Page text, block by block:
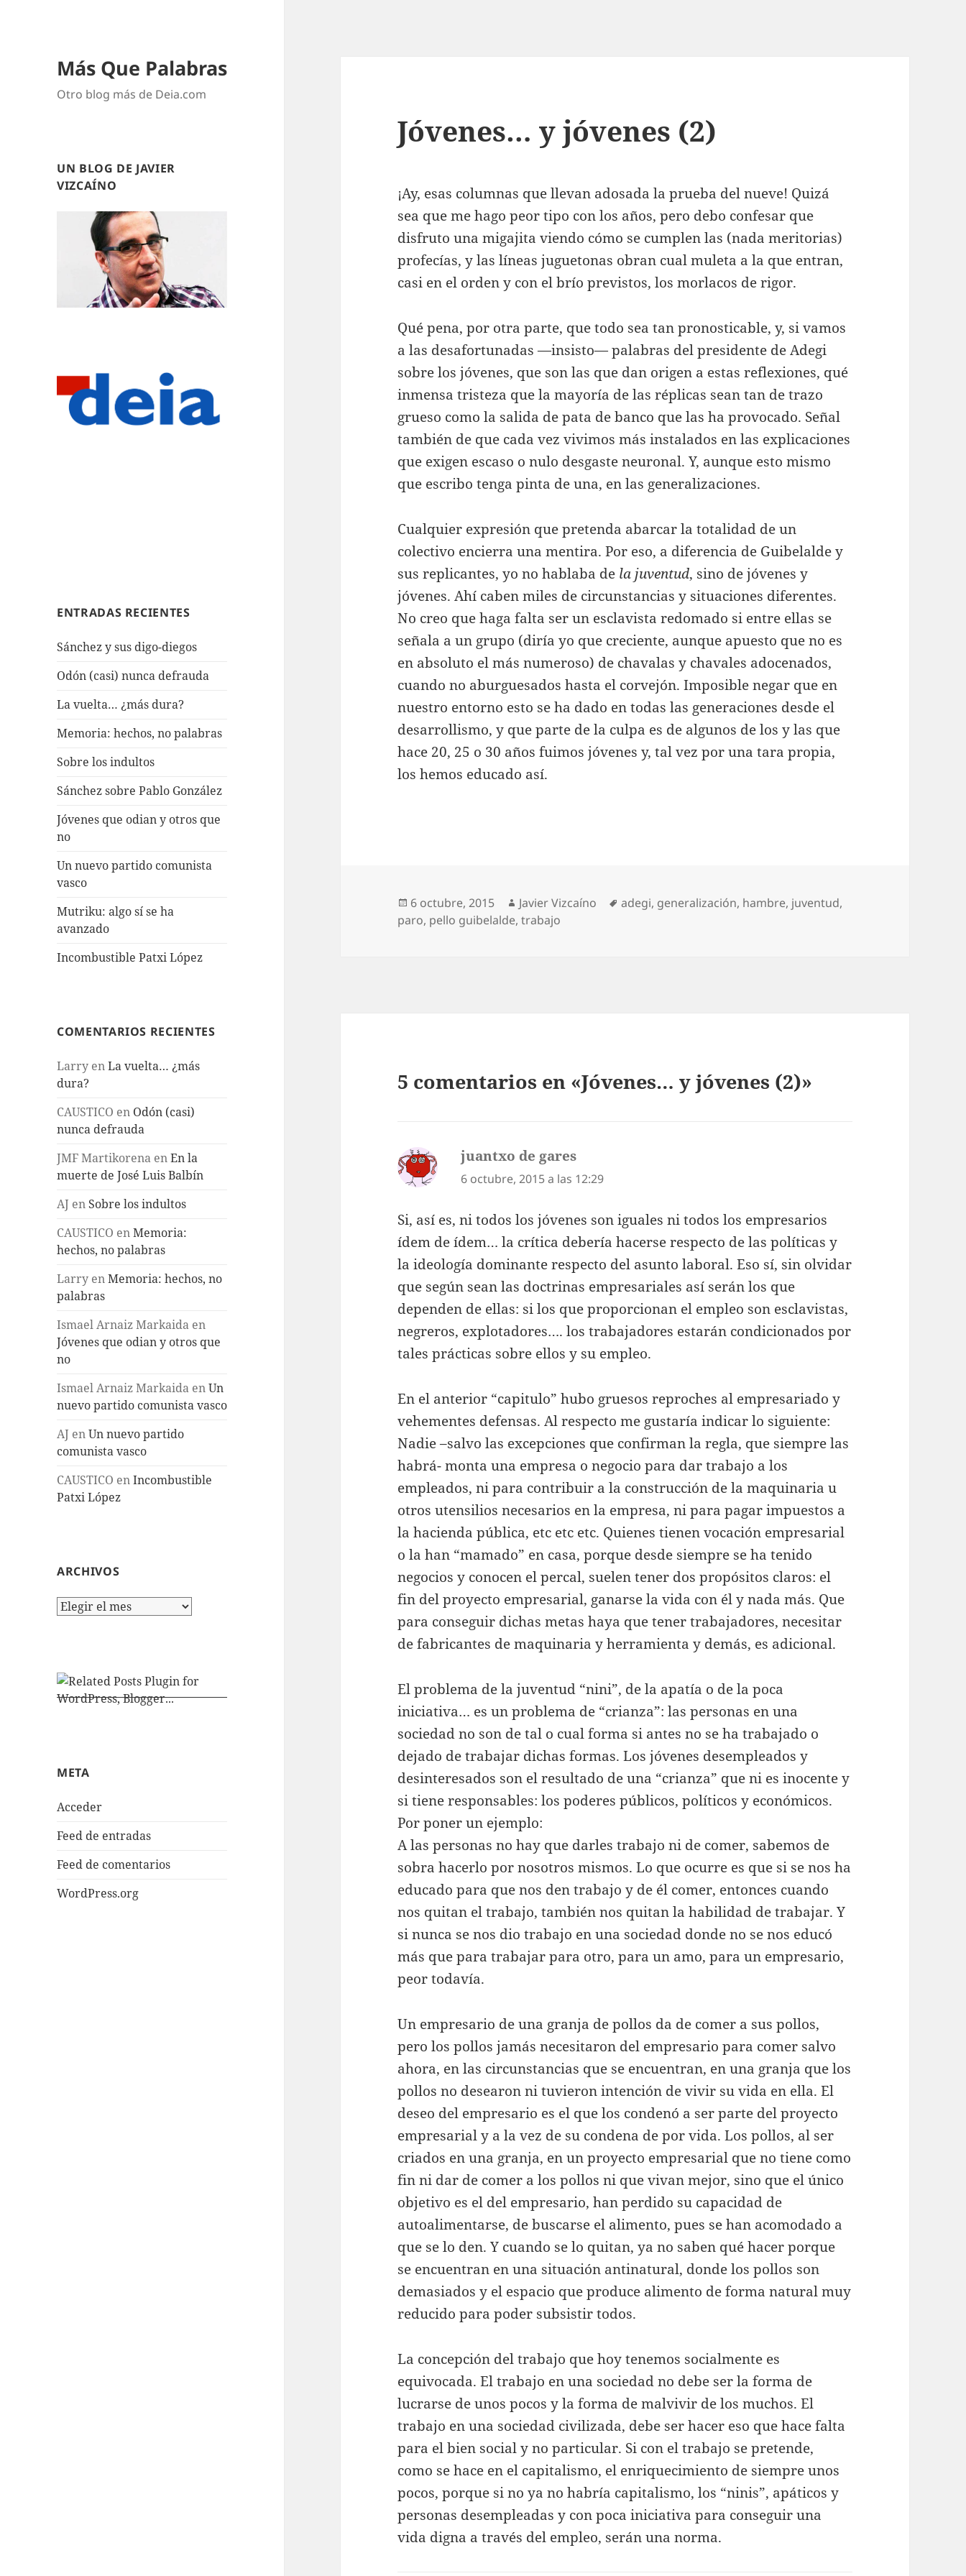
Más Que Palabras
Otro blog más de Deia.com
UN BLOG DE JAVIER
VIZCAÍNO
ENTRADAS RECIENTES
Sánchez y sus digo-diegos
Odón (casi) nunca defrauda
La vuelta… ¿más dura?
Memoria: hechos, no palabras
Sobre los indultos
Sánchez sobre Pablo González
Jóvenes que odian y otros que
no
Un nuevo partido comunista
vasco
Mutriku: algo sí se ha
avanzado
Incombustible Patxi López
COMENTARIOS RECIENTES
Larry enLa vuelta… ¿más
dura?
CAUSTICO en Odón (casi)
nunca defrauda
JMF Martikorena enEn la
muerte de José Luis Balbín
AJ en Sobre los indultos
CAUSTICO enMemoria:
hechos, no palabras
Larry enMemoria: hechos, no
palabras
Ismael Arnaiz Markaida en
Jóvenes que odian y otros que
no
Ismael Arnaiz Markaida enUn
nuevo partido comunista vasco
AJ enUn nuevo partido
comunista vasco
CAUSTICO enIncombustible
Patxi López
ARCHIVOS
Archivos
META
Acceder
Feed de entradas
Feed de comentarios
WordPress.org
Jóvenes… y jóvenes (2)
¡Ay, esas columnas que llevan adosada la prueba del nueve! Quizá
sea que me hago peor tipo con los años, pero debo confesar que
disfruto una migajita viendo cómo se cumplen las (nada meritorias)
profecías, y las líneas juguetonas obran cual muleta a la que entran,
casi en el orden y con el brío previstos, los morlacos de rigor.
Qué pena, por otra parte, que todo sea tan pronosticable, y, si vamos
a las desafortunadas —insisto— palabras del presidente de Adegi
sobre los jóvenes, que son las que dan origen a estas reflexiones, qué
inmensa tristeza que la mayoría de las réplicas sean tan de trazo
grueso como la salida de pata de banco que las ha provocado. Señal
también de que cada vez vivimos más instalados en las explicaciones
que exigen escaso o nulo desgaste neuronal. Y, aunque esto mismo
que escribo tenga pinta de una, en las generalizaciones.
Cualquier expresión que pretenda abarcar la totalidad de un
colectivo encierra una mentira. Por eso, a diferencia de Guibelalde y
sus replicantes, yo no hablaba de la juventud, sino de jóvenes y
jóvenes. Ahí caben miles de circunstancias y situaciones diferentes.
No creo que haga falta ser un esclavista redomado si entre ellas se
señala a un grupo (diría yo que creciente, aunque apuesto que no es
en absoluto el más numeroso) de chavalas y chavales adocenados,
cuando no aburguesados hasta el corvejón. Imposible negar que en
nuestro entorno esto se ha dado en todas las generaciones desde el
desarrollismo, y que parte de la culpa es de algunos de los y las que
hace 20, 25 o 30 años fuimos jóvenes y, tal vez por una tara propia,
los hemos educado así.
Publicado
el
6 octubre, 2015 Autor
Javier Vizcaíno Etiquetas
adegi, generalización, hambre, juventud,
paro, pello guibelalde,trabajo
5 comentarios en «Jóvenes… y jóvenes (2)»
juantxo de gares
6 octubre, 2015 a las 12:29
Si, así es, ni todos los jóvenes son iguales ni todos los empresarios
ídem de ídem… la crítica debería hacerse respecto de las políticas y
la ideología dominante respecto del asunto laboral. Eso sí, sin olvidar
que según sean las doctrinas empresariales así serán los que
dependen de ellas: si los que proporcionan el empleo son esclavistas,
negreros, explotadores…. los trabajadores estarán condicionados por
tales prácticas sobre ellos y su empleo.
En el anterior “capitulo” hubo gruesos reproches al empresariado y
vehementes defensas. Al respecto me gustaría indicar lo siguiente:
Nadie –salvo las excepciones que confirman la regla, que siempre las
habrá- monta una empresa o negocio para dar trabajo a los
empleados, ni para contribuir a la construcción de la maquinaria u
otros utensilios necesarios en la empresa, ni para pagar impuestos a
la hacienda pública, etc etc etc. Quienes tienen vocación empresarial
o la han “mamado” en casa, porque desde siempre se ha tenido
negocios y conocen el percal, suelen tener dos propósitos claros: el
fin del proyecto empresarial, ganarse la vida con él y nada más. Que
para conseguir dichas metas haya que tener trabajadores, necesitar
de fabricantes de maquinaria y herramienta y demás, es adicional.
El problema de la juventud “nini”, de la apatía o de la poca
iniciativa… es un problema de “crianza”: las personas en una
sociedad no son de tal o cual forma si antes no se ha trabajado o
dejado de trabajar dichas formas. Los jóvenes desempleados y
desinteresados son el resultado de una “crianza” que ni es inocente y
si tiene responsables: los poderes públicos, políticos y económicos.
Por poner un ejemplo:
A las personas no hay que darles trabajo ni de comer, sabemos de
sobra hacerlo por nosotros mismos. Lo que ocurre es que si se nos ha
educado para que nos den trabajo y de él comer, entonces cuando
nos quitan el trabajo, también nos quitan la habilidad de trabajar. Y
si nunca se nos dio trabajo en una sociedad donde no se nos educó
más que para trabajar para otro, para un amo, para un empresario,
peor todavía.
Un empresario de una granja de pollos da de comer a sus pollos,
pero los pollos jamás necesitaron del empresario para comer salvo
ahora, en las circunstancias que se encuentran, en una granja que los
pollos no desearon ni tuvieron intención de vivir su vida en ella. El
deseo del empresario es el que los condenó a ser parte del proyecto
empresarial y a la vez de su condena de por vida. Los pollos, al ser
criados en una granja, en un proyecto empresarial que no tiene como
fin ni dar de comer a los pollos ni que vivan mejor, sino que el único
objetivo es el del empresario, han perdido su capacidad de
autoalimentarse, de buscarse el alimento, pues se han acomodado a
que se lo den. Y cuando se lo quitan, ya no saben qué hacer porque
se encuentran en una situación antinatural, donde los pollos son
demasiados y el espacio que produce alimento de forma natural muy
reducido para poder subsistir todos.
La concepción del trabajo que hoy tenemos socialmente es
equivocada. El trabajo en una sociedad no debe ser la forma de
lucrarse de unos pocos y la forma de malvivir de los muchos. El
trabajo en una sociedad civilizada, debe ser hacer eso que hace falta
para el bien social y no particular. Si con el trabajo se pretende,
como se hace en el capitalismo, el enriquecimiento de siempre unos
pocos, porque si no ya no habría capitalismo, los “ninis”, apáticos y
personas desempleadas y con poca iniciativa para conseguir una
vida digna a través del empleo, serán una norma.